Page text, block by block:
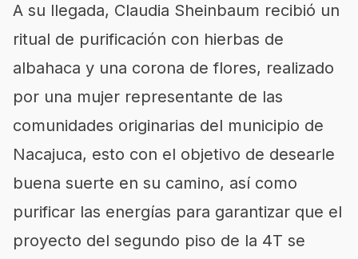
A su llegada, Claudia Sheinbaum recibió un
ritual de purificación con hierbas de
albahaca y una corona de flores, realizado
por una mujer representante de las
comunidades originarias del municipio de
Nacajuca, esto con el objetivo de desearle
buena suerte en su camino, así como
purificar las energías para garantizar que el
proyecto del segundo piso de la 4T se